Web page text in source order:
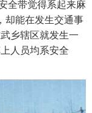
全带觉得系起来麻
却能在发生交通事
乡辖区就发生一
人员均系安全